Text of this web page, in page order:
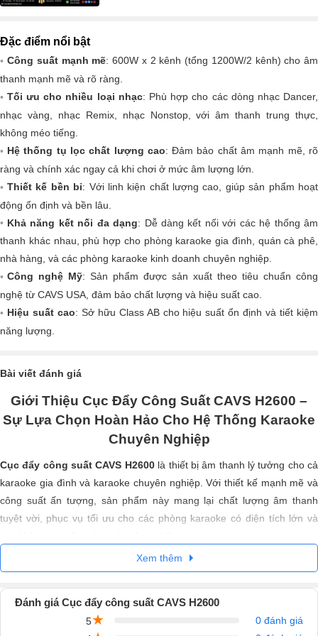
Đặc điểm nổi bật
Công suất mạnh mẽ: 600W x 2 kênh (tổng 1200W/2 kênh) cho âm
thanh mạnh mẽ và rõ ràng.
Tối ưu cho nhiều loại nhạc: Phù hợp cho các dòng nhạc Dancer,
nhạc vàng, nhạc Remix, nhạc Nonstop, với âm thanh trung thực,
không méo tiếng.
Hệ thống tụ lọc chất lượng cao: Đảm bảo chất âm mạnh mẽ, rõ
ràng và chính xác ngay cả khi chơi ở mức âm lượng lớn.
Thiết kế bền bỉ: Với linh kiện chất lượng cao, giúp sản phẩm hoạt
động ổn định và bền lâu.
Khả năng kết nối đa dạng: Dễ dàng kết nối với các hệ thống âm
thanh khác nhau, phù hợp cho phòng karaoke gia đình, quán cà phê,
nhà hàng, và các phòng karaoke kinh doanh chuyên nghiệp.
Công nghệ Mỹ: Sản phẩm được sản xuất theo tiêu chuẩn công
nghệ từ CAVS USA, đảm bảo chất lượng và hiệu suất cao.
Hiệu suất cao: Sở hữu Class AB cho hiệu suất ổn định và tiết kiệm
năng lượng.
Bài viết đánh giá
Giới Thiệu Cục Đẩy Công Suất CAVS H2600 –
Sự Lựa Chọn Hoàn Hảo Cho Hệ Thống Karaoke
Chuyên Nghiệp
Cục đẩy công suất CAVS H2600là thiết bị âm thanh lý tưởng cho cả
karaoke gia đình và karaoke chuyên nghiệp. Với thiết kế mạnh mẽ và
công suất ấn tượng, sản phẩm này mang lại chất lượng âm thanh
tuyệt vời, phục vụ tối ưu cho các phòng karaoke có diện tích lớn và
Xem thêm
Đánh giá Cục đẩy công suất CAVS H2600
5★
0 đánh giá